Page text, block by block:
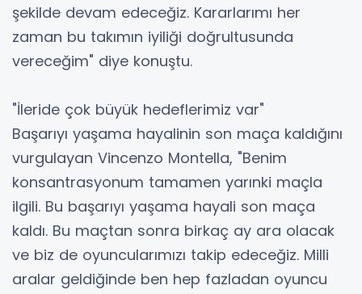
şekilde devam edeceğiz. Kararlarımı her
zaman bu takımın iyiliği doğrultusunda
vereceğim" diye konuştu.
"İleride çok büyük hedeflerimiz var"
Başarıyı yaşama hayalinin son maça kaldığını
vurgulayan Vincenzo Montella, "Benim
konsantrasyonum tamamen yarınki maçla
ilgili. Bu başarıyı yaşama hayali son maça
kaldı. Bu maçtan sonra birkaç ay ara olacak
ve biz de oyuncularımızı takip edeceğiz. Milli
aralar geldiğinde ben hep fazladan oyuncu